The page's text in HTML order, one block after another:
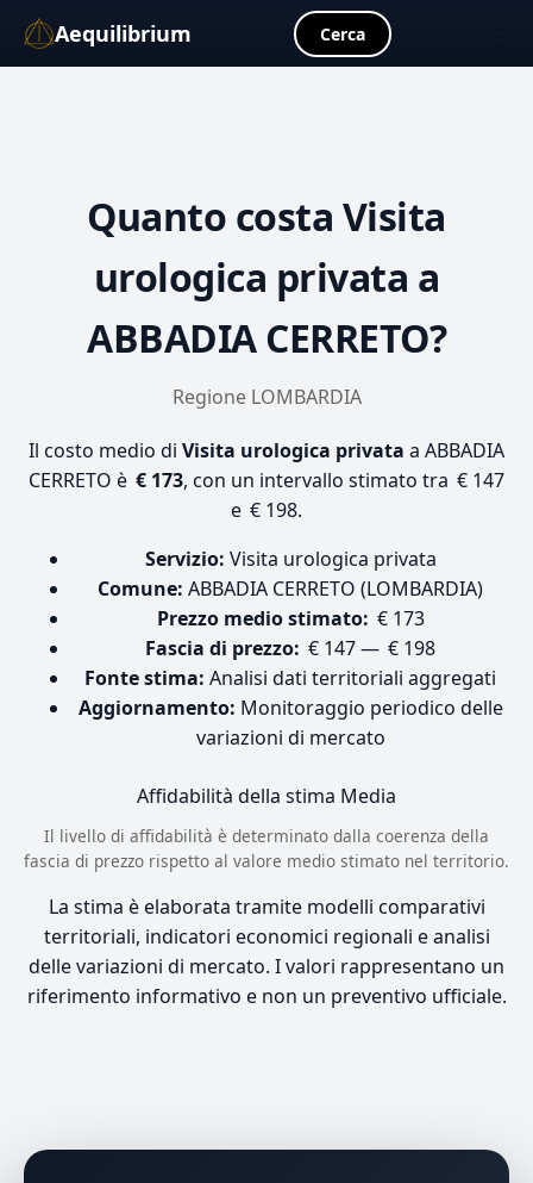
Aequilibrium Cerca
Quanto costa Visita
urologica privata a
ABBADIA CERRETO?
Regione LOMBARDIA
Il costo medio di Visita urologica privata a ABBADIA
CERRETO è € 173, con un intervallo stimato tra € 147
e € 198.
Servizio: Visita urologica privata
Comune: ABBADIA CERRETO (LOMBARDIA)
Prezzo medio stimato: € 173
Fascia di prezzo: € 147 — € 198
Fonte stima: Analisi dati territoriali aggregati
Aggiornamento: Monitoraggio periodico delle
variazioni di mercato
Affidabilità della stima Media
Il livello di affidabilità è determinato dalla coerenza della
fascia di prezzo rispetto al valore medio stimato nel territorio.
La stima è elaborata tramite modelli comparativi
territoriali, indicatori economici regionali e analisi
delle variazioni di mercato. I valori rappresentano un
riferimento informativo e non un preventivo ufficiale.